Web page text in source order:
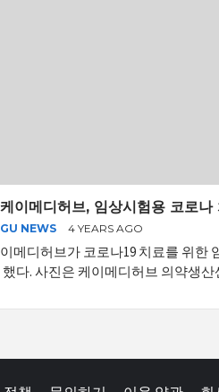
이메디허브, 임상시험용 코로
NEWS 4 YEARS AGO
메디허브가 코로나19 치료를 위한
다. 사진은 케이메디허브 의약생산